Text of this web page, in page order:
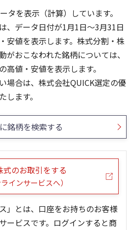
26週移動平均 出来高(百万)
1,500
2,500
3,000
25ヶ月移動平均 出来高(千)
1,500
2,500
3,000
タを表示（計算）しています。
、データ日付が1月1日～3月31日
安値を表示します。株式分割・株
がおこなわれた銘柄については、
高値・安値を表示します。
場合は、株式会社QUICK選定の優
します。
銘柄を検索する
式のお取引をする
ラインサービスへ）
」とは、口座をお持ちのお客様
ービスです。ログインすると商